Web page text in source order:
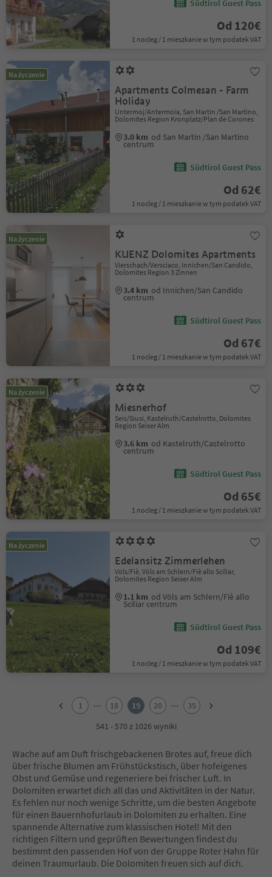
Südtirol Guest Pass
Od 120€
1 nocleg / 1 mieszkanie w tym podatek VAT
Na życzenie
Apartments Colmesan - Farm
Holiday
Untermoj/Antermoia, San Martin /San Martino,
Dolomites Region Kronplatz/Plan de Corones
3.0 km od San Martin /San Martino
centrum
Südtirol Guest Pass
Od 62€
1 nocleg / 1 mieszkanie w tym podatek VAT
Na życzenie
KUENZ Dolomites Apartments
Vierschach/Versciaco, Innichen/San Candido,
Dolomites Region 3 Zinnen
3.4 km od Innichen/San Candido
centrum
Südtirol Guest Pass
Od 67€
1 nocleg / 1 mieszkanie w tym podatek VAT
Na życzenie
Miesnerhof
Seis/Siusi, Kastelruth/Castelrotto, Dolomites
Region Seiser Alm
3.6 km od Kastelruth/Castelrotto
centrum
Südtirol Guest Pass
Od 65€
1 nocleg / 1 mieszkanie w tym podatek VAT
Na życzenie
Edelansitz Zimmerlehen
Völs/Fiè, Völs am Schlern/Fiè allo Sciliar,
Dolomites Region Seiser Alm
1.1 km od Völs am Schlern/Fiè allo
Sciliar centrum
Südtirol Guest Pass
Od 109€
1 nocleg / 1 mieszkanie w tym podatek VAT
10
11
12
13
14
15
16
1 ... 18 19 20 ...
35
541 - 570 z 1026 wyniki
Wache auf am Duft frischgebackenen Brotes auf, freue dich
über frische Blumen am Frühstückstisch, über hofeigenes
Obst und Gemüse und regeneriere bei frischer Luft. In
Dolomiten erwartet dich all das und Aktivitäten in der Natur.
Es fehlen nur noch wenige Schritte, um die besten Angebote
für einen Bauernhofurlaub in Dolomiten zu erhalten. Eine
spannende Alternative zum klassischen Hotel! Mit den
richtigen Filtern und geprüften Bewertungen findest du
bestimmt den passenden Hof von der Gruppe Roter Hahn für
deinen Traumurlaub. Die Dolomiten freuen sich auf dich.